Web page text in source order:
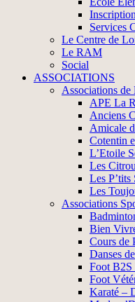
Services
Le Centre de
Le RAM
Social
ASSOCIATIONS
Associations de
APE La
Anciens
Amicale
Cotentin
L’Etoile
Les
Les P’tits
Les
Associations
Bien
Cours de
Danses
Foot B2S
Foot
Karaté –